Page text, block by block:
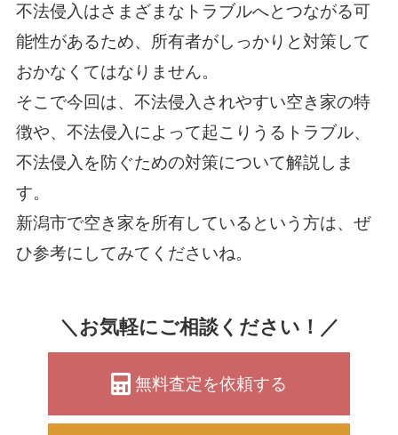
不法侵入はさまざまなトラブルへとつながる可
能性があるため、所有者がしっかりと対策して
おかなくてはなりません。
そこで今回は、不法侵入されやすい空き家の特
徴や、不法侵入によって起こりうるトラブル、
不法侵入を防ぐための対策について解説しま
す。
新潟市で空き家を所有しているという方は、ぜ
ひ参考にしてみてくださいね。
＼お気軽にご相談ください！／
無料査定を依頼する